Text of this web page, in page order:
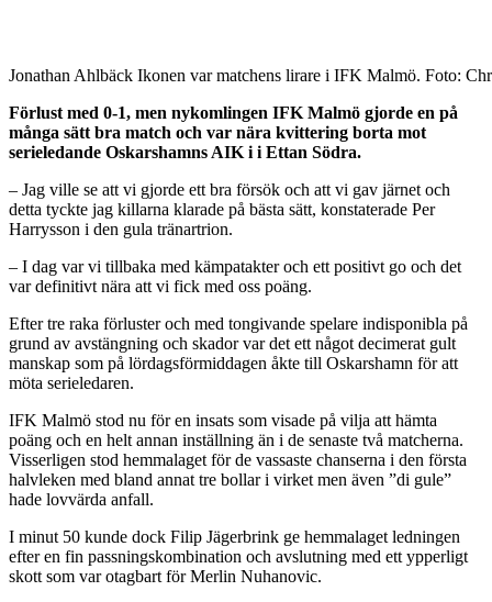
Jonathan Ahlbäck Ikonen var matchens lirare i IFK Malmö. Foto:
Förlust med 0-1, men nykomlingen IFK Malmö gjorde en på
många sätt bra match och var nära kvittering borta mot
serieledande Oskarshamns AIK i i Ettan Södra.
– Jag ville se att vi gjorde ett bra försök och att vi gav järnet och
detta tyckte jag killarna klarade på bästa sätt, konstaterade Per
Harrysson i den gula tränartrion.
– I dag var vi tillbaka med kämpatakter och ett positivt go och det
var definitivt nära att vi fick med oss poäng.
Efter tre raka förluster och med tongivande spelare indisponibla på
grund av avstängning och skador var det ett något decimerat gult
manskap som på lördagsförmiddagen åkte till Oskarshamn för att
möta serieledaren.
IFK Malmö stod nu för en insats som visade på vilja att hämta
poäng och en helt annan inställning än i de senaste två matcherna.
Visserligen stod hemmalaget för de vassaste chanserna i den första
halvleken med bland annat tre bollar i virket men även ”di gule”
hade lovvärda anfall.
I minut 50 kunde dock Filip Jägerbrink ge hemmalaget ledningen
efter en fin passningskombination och avslutning med ett ypperligt
skott som var otagbart för Merlin Nuhanovic.